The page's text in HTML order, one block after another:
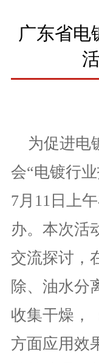
广东省电
为促进电
会“电镀行
7月11日上
办。本次活
交流探讨，
除、油水分
收集干燥，
方面应用效